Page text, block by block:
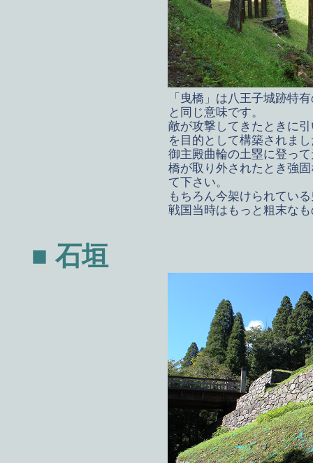
「曳橋」は八王子城跡特
と同じ意味です。
敵が攻撃してきたときに
を目的として構築されま
御主殿曲輪の土塁に登っ
橋が取り外されたとき強
て下さい。
もちろん今架けられてい
戦国当時はもっと粗末な
■ 石垣